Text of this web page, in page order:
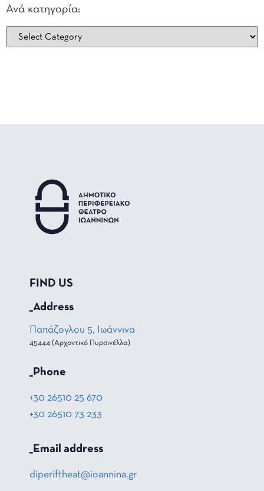
Ανά κατηγορία:
FIND US
_Address
Παπάζογλου 5, Ιωάννινα
45444 (Αρχοντικό Πυρσινέλλα)
_Phone
+30 26510 25 670
+30 26510 73 233
_Email address
diperiftheat@ioannina.gr